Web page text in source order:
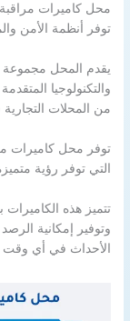
محل كاميرات مراقبة
توفر أنظمة الأمن
يقدم المحل مجموعة
والتكنولوجيا
من المحلات
توفر محل كاميرات
التي توفر رؤية
تتميز هذه
وتوفير إمكانية
الأحداث في أي